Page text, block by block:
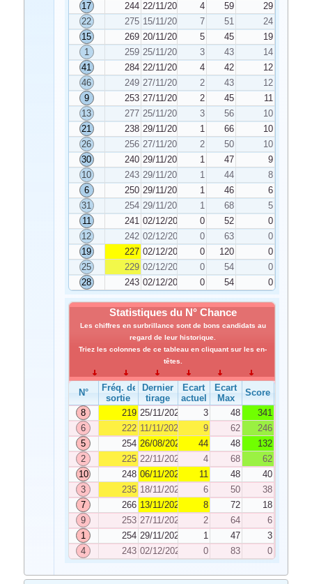
17
244 22/11/2023 4 59
29
22
275 15/11/2023 7 51
24
15
269 20/11/2023 5 45
19
1
259 25/11/2023 3 43
14
41
284 22/11/2023 4 42
12
46
249 27/11/2023 2 43
12
9
253 27/11/2023 2 45
11
13
277 25/11/2023 3 56
10
21
238 29/11/2023 1 66
10
26
256 27/11/2023 2 50
10
30
240 29/11/2023 1 47
9
10
243 29/11/2023 1 44
8
6
250 29/11/2023 1 46
6
31
254 29/11/2023 1 68
5
11
241 02/12/2023 0 52
0
12
242 02/12/2023 0 63
0
19
227 02/12/2023 0 120
0
25
229 02/12/2023 0 54
0
28
243 02/12/2023 0 54 0
Statistiques du N° Chance
Les chiffres en surbrillance sont de bons candidats au
regard de leur historique.
Triez les colonnes de ce tableau en cliquant sur les en-
têtes.
N°
Fréq. de
sortie
Dernier
tirage
Ecart
actuel
Ecart
Max
Score
8
219 25/11/2023 3 48
341
6
222 11/11/2023 9 62
246
5
254 26/08/2023 44 48
132
2
225 22/11/2023 4 68
62
10
248 06/11/2023 11 48
40
3
235 18/11/2023 6 50
38
7
266 13/11/2023 8 72
18
9
253 27/11/2023 2 64
6
1
254 29/11/2023 1 47
3
4
243 02/12/2023 0 83 0